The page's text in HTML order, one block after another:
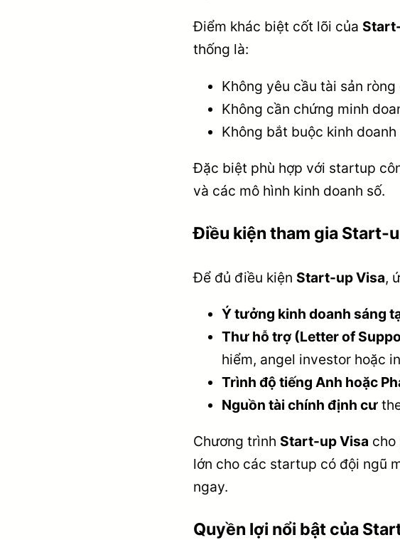
Điểm khác biệt cốt lõi của
thống là:
Không yêu cầu tài sản ròng
Không cần chứng minh
Không bắt buộc kinh
Đặc biệt phù hợp với startup
và các mô hình kinh doanh số.
Điều kiện tham gia Start-
Để đủ điều kiện Start-up Visa,
Ý tưởng kinh doanh sáng
Thư hỗ trợ (Letter of
hiểm, angel investor hoặc
Trình độ tiếng Anh hoặc
Nguồn tài chính định cư
Chương trình Start-up Visa cho
lớn cho các startup có đội ngũ
ngay.
Quyền lợi nổi bật của